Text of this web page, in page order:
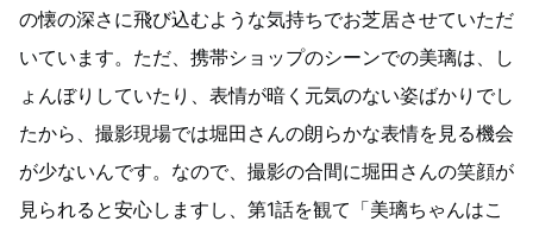
の懐の深さに飛び込むような気持ちでお芝居させていただ
いています。ただ、携帯ショップのシーンでの美璃は、し
ょんぼりしていたり、表情が暗く元気のない姿ばかりでし
たから、撮影現場では堀田さんの朗らかな表情を見る機会
が少ないんです。なので、撮影の合間に堀田さんの笑顔が
見られると安心しますし、第1話を観て「美璃ちゃんはこ